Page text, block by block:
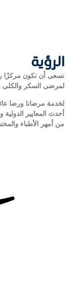
الرؤية
نسعى أن نكون مركزًا
لمرضى السكر والكلى
لخدمة مرضانا ورضا
أحدث المعايير
من أمهر الأطباء